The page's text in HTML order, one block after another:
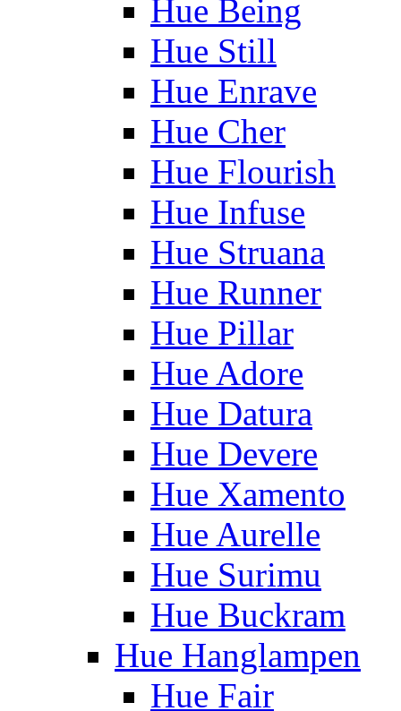
Hue Being
Hue Still
Hue Enrave
Hue Cher
Hue Flourish
Hue Infuse
Hue Struana
Hue Runner
Hue Pillar
Hue Adore
Hue Datura
Hue Devere
Hue Xamento
Hue Aurelle
Hue Surimu
Hue Buckram
Hue Hanglampen
Hue Fair